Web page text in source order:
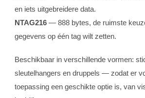
en iets uitgebreidere data.
NTAG216— 888 bytes, de ruimste
gegevens op één tag wilt zetten.
Beschikbaar in verschillende vormen:
sleutelhangers en druppels — zodat er
toepassing een geschikte optie is, van